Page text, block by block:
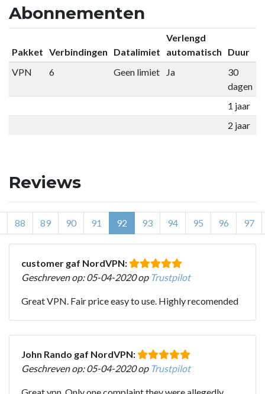
Abonnementen
Pakket Verbindingen Datalimiet
Verlengd
automatisch
Duur
VPN
6 Geen limiet Ja
30
dagen
1 jaar
2 jaar
Reviews
88 89 90 91 92 93 94 95 96 97
customer gaf NordVPN:
Geschreven op: 05-04-2020 op Trustpilot
Great VPN. Fair price easy to use. Highly recomended
John Rando gaf NordVPN:
Geschreven op: 05-04-2020 op Trustpilot
Great vpn. Only one complaint they were allegedly